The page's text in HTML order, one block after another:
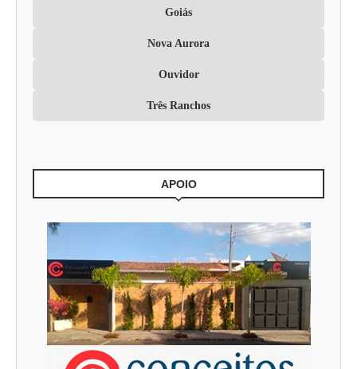
Goiás
Nova Aurora
Ouvidor
Três Ranchos
APOIO